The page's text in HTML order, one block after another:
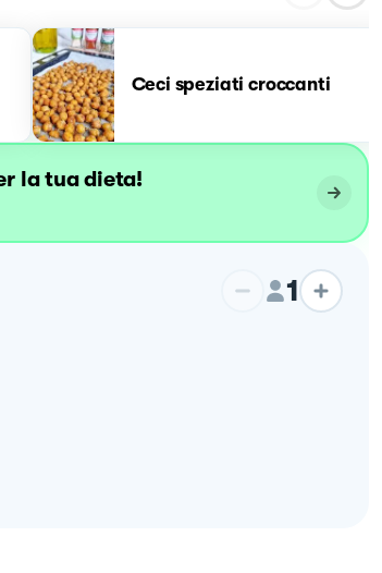
Ceci speziati croccanti
la tua dieta!
1